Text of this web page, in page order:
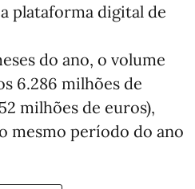
plataforma digital de
do ano, o volume
6.286 milhões de
milhões de euros),
mesmo período do ano